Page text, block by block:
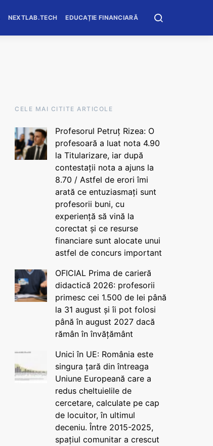
NEXTLAB.TECH EDUCAȚIE FINANCIARĂ
CELE MAI CITITE ARTICOLE
Profesorul Petruț Rizea: O
profesoară a luat nota 4.90
la Titularizare, iar după
contestații nota a ajuns la
8.70 / Astfel de erori îmi
arată ce entuziasmați sunt
profesorii buni, cu
experiență să vină la
corectat și ce resurse
financiare sunt alocate unui
astfel de concurs important
OFICIAL Prima de carieră
didactică 2026: profesorii
primesc cei 1.500 de lei până
la 31 august și îi pot folosi
până în august 2027 dacă
rămân în învățământ
Unici în UE: România este
singura țară din întreaga
Uniune Europeană care a
redus cheltuielile de
cercetare, calculate pe cap
de locuitor, în ultimul
deceniu. Între 2015-2025,
spațiul comunitar a crescut